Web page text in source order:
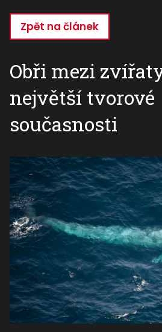
hlavnímu
Zpět na článek
Obři mezi
největší tvorové
současnosti